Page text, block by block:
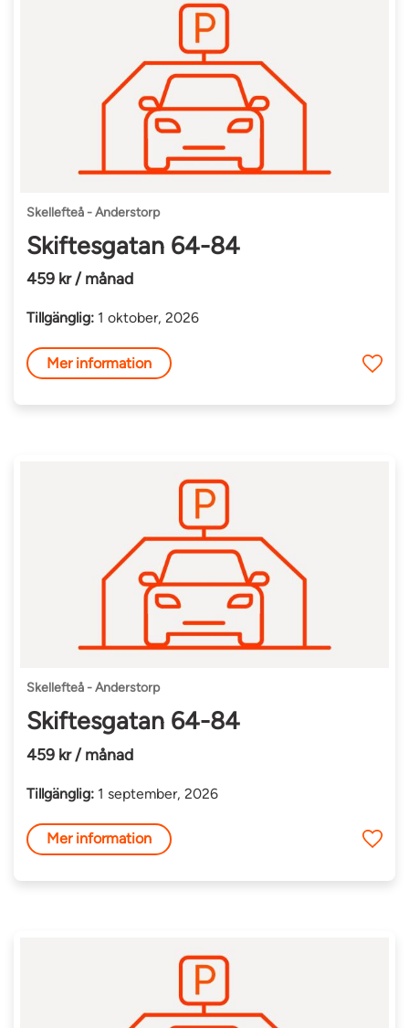
Skellefteå - Anderstorp
Skiftesgatan 64-84
459 kr / månad
Tillgänglig: 1 oktober, 2026
Mer information
Skellefteå - Anderstorp
Skiftesgatan 64-84
459 kr / månad
Tillgänglig: 1 september, 2026
Mer information